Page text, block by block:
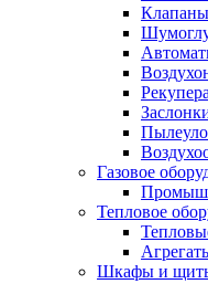
Газовое
Тепловое
Шкафы и щиты